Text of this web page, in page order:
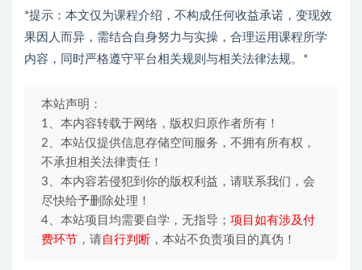
*提示：本文仅为课程介绍，不构成任何收益承诺，变现效
果因人而异，需结合自身努力与实操，合理运用课程所学
内容，同时严格遵守平台相关规则与相关法律法规。*
本站声明：
1、本内容转载于网络，版权归原作者所有！
2、本站仅提供信息存储空间服务，不拥有所有权，
不承担相关法律责任！
3、本内容若侵犯到你的版权利益，请联系我们，会
尽快给予删除处理！
4、本站项目均需要自学，无指导； 项目如有涉及付
费环节 ，请自行判断 ，本站不负责项目的真伪！